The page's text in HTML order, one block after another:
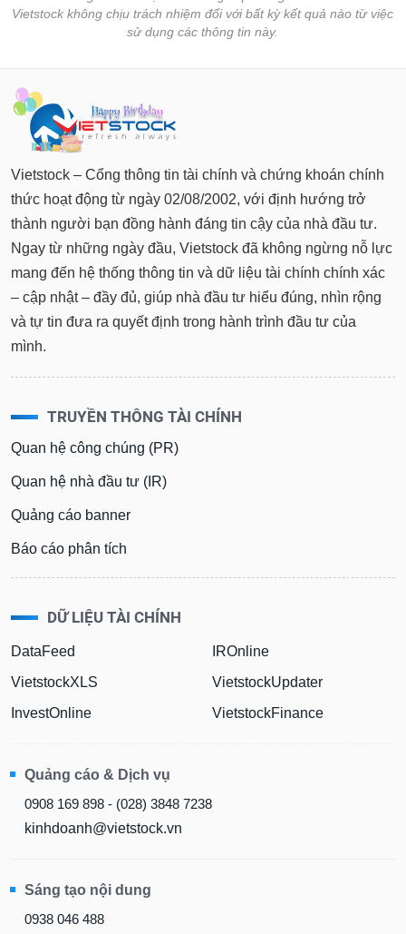
Vietstock không chịu trách nhiệm đối với bất kỳ kết quả nào từ việc
sử dụng các thông tin này.
Vietstock – Cổng thông tin tài chính và chứng khoán chính
thức hoạt động từ ngày 02/08/2002, với định hướng trở
thành người bạn đồng hành đáng tin cậy của nhà đầu tư.
Ngay từ những ngày đầu, Vietstock đã không ngừng nỗ lực
mang đến hệ thống thông tin và dữ liệu tài chính chính xác
– cập nhật – đầy đủ, giúp nhà đầu tư hiểu đúng, nhìn rộng
và tự tin đưa ra quyết định trong hành trình đầu tư của
mình.
TRUYỀN THÔNG TÀI CHÍNH
Quan hệ công chúng (PR)
Quan hệ nhà đầu tư (IR)
Quảng cáo banner
Báo cáo phân tích
DỮ LIỆU TÀI CHÍNH
DataFeed
VietstockXLS
InvestOnline
IROnline
VietstockUpdater
VietstockFinance
Quảng cáo & Dịch vụ
0908 169 898 - (028) 3848 7238
kinhdoanh@vietstock.vn
Sáng tạo nội dung
0938 046 488
chính